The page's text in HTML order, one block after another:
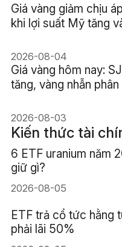
Giá vàng giảm chịu
khi lợi suất Mỹ tăng
2026-08-04
Giá vàng hôm nay:
tăng, vàng nhẫn phân
2026-08-03
Kiến thức tài
6 ETF uranium năm
giữ gì?
2026-08-05
ETF trả cổ tức hằng
phải lãi 50%